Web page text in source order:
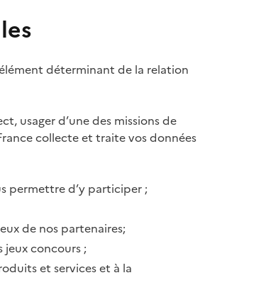
déterminant de la relation
usager d’une des missions de
collecte et traite vos données
permettre d’y participer ;
de nos partenaires;
concours ;
et services et à la